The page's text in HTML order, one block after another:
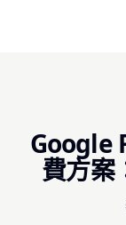
Google
費方案